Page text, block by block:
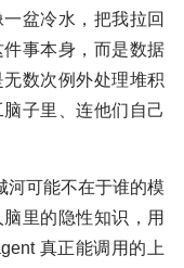
盆冷水，把我拉回
事本身，而是数据
数次例外处理堆积
子里、连他们自己
河可能不在于谁的模
里的隐性知识，用
真正能调用的上